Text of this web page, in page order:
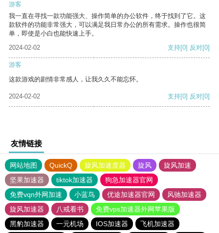
游客
我一直在寻找一款功能强大、操作简单的办公软件，终于找到了它。这
款软件的功能非常强大，可以满足我日常办公的所有需求。操作也很简
单，即使是小白也能快速上手。
2024-02-02
支持[0] 反对[0]
游客
这款游戏的剧情非常感人，让我久久不能忘怀。
2024-02-02 支持[0] 反对[0]
友情链接
网站地图 QuickQ 旋风加速度器 旋风
旋风加速
坚果加速器
tiktok加速器
狗急加速器官网
免费vqn外网加速
小蓝鸟 优途加速器官网
风驰加速器
旋风加速器
八戒看书
免费vps加速器外网苹果版
黑豹加速器
一元机场 IOS加速器 飞机加速器